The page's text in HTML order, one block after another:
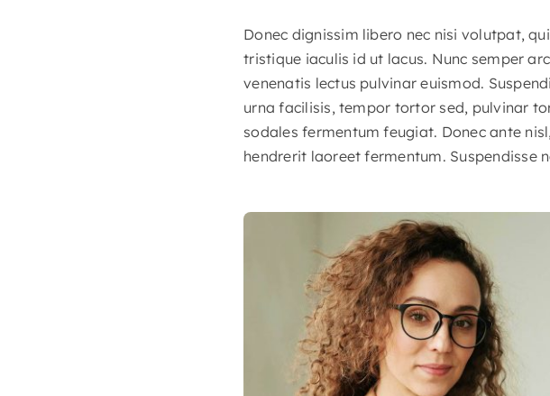
Donec dignissim libero nec nisi volutpat,
tristique iaculis id ut lacus. Nunc semper
venenatis lectus pulvinar euismod.
urna facilisis, tempor tortor sed, pulvinar
sodales fermentum feugiat. Donec ante
hendrerit laoreet fermentum. Suspendisse